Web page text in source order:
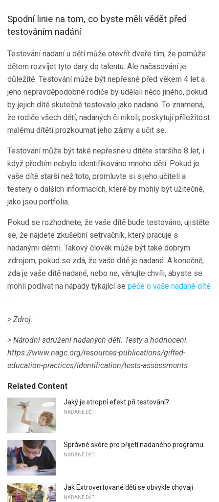
Spodní linie na tom, co byste měli vědět před
testováním nadání
Testování nadaní u dětí může otevřít dveře tím, že pomůže
dětem rozvíjet tyto dary do talentu. Ale načasování je
důležité. Testování může být nepřesné před věkem 4 let a
jeho nepravděpodobné rodiče by udělali něco jiného, ​​pokud
by jejich dítě skutečně testovalo jako nadané. To znamená,
že rodiče všech dětí, nadaných či nikoli, poskytují příležitost
malému dítěti prozkoumat jeho zájmy a učit se.
Testování může být také nepřesné u dítěte staršího 8 let, i
když předtím nebylo identifikováno mnoho dětí. Pokud je
vaše dítě starší než toto, promluvte si s jeho učiteli a
testery o dalších informacích, které by mohly být užitečné,
jako jsou portfolia.
Pokud se rozhodnete, že vaše dítě bude testováno, ujistěte
se, že najdete zkušební setrvačník, který pracuje s
nadanými dětmi. Takový člověk může být také dobrým
zdrojem, pokud se zdá, že vaše dítě je nadané. A konečně,
zda je vaše dítě nadané, nebo ne, věnujte chvíli, abyste se
mohli podívat na nápady týkající se péče o vaše nadané dítě
.
> Zdroj:
> Národní sdružení nadaných dětí. Testy a hodnocení.
https://www.nagc.org/resources-publications/gifted-
education-practices/identification/tests-assessments
Related Content
Jaký je stropní efekt při testování?
NADANÉ DĚTI
Správné skóre pro přijetí nadaného programu
NADANÉ DĚTI
Jak Extrovertované děti se obvykle chovají
NADANÉ DĚTI